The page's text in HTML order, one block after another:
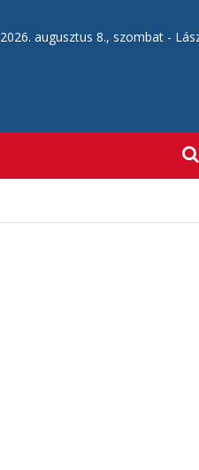
2026. augusztus 8., szombat -